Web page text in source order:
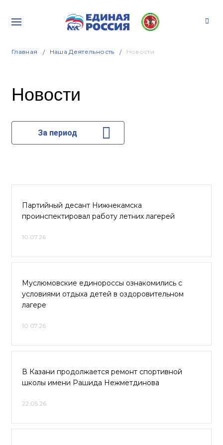
Главная Наша Деятельность Новости
Новости
За период
Партийный десант Нижнекамска
проинспектировал работу летних лагерей
10.07.26
Муслюмовские единороссы ознакомились с
условиями отдыха детей в оздоровительном
лагере
10.07.26
В Казани продолжается ремонт спортивной
школы имени Рашида Нежметдинова
22.05.26